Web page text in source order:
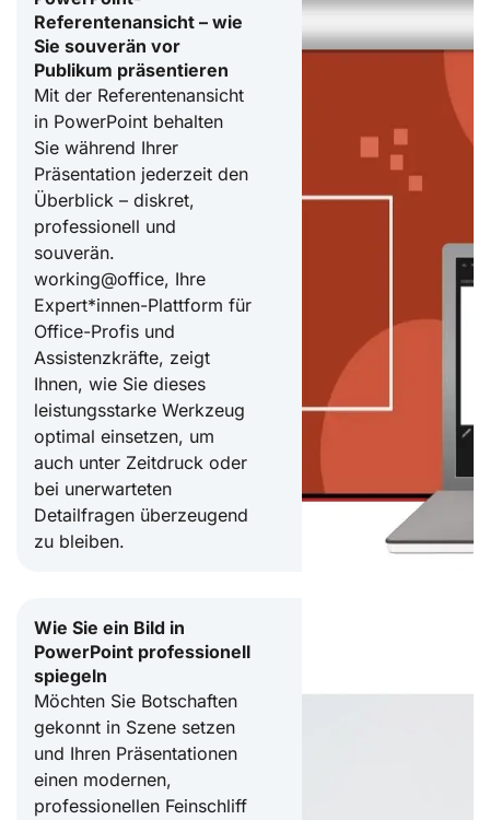
Referentenansicht – wie
Sie souverän vor
Publikum präsentieren
Mit der Referentenansicht
in PowerPoint behalten
Sie während Ihrer
Präsentation jederzeit den
Überblick – diskret,
professionell und
souverän.
working@office, Ihre
Expert*innen-Plattform für
Office-Profis und
Assistenzkräfte, zeigt
Ihnen, wie Sie dieses
leistungsstarke Werkzeug
optimal einsetzen, um
auch unter Zeitdruck oder
bei unerwarteten
Detailfragen überzeugend
zu bleiben.
Wie Sie ein Bild in
PowerPoint professionell
spiegeln
Möchten Sie Botschaften
gekonnt in Szene setzen
und Ihren Präsentationen
einen modernen,
professionellen Feinschliff